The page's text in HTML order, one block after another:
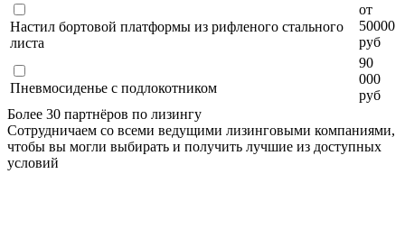
Настил бортовой платформы из рифленого стального
листа
от
50000
руб
Пневмосиденье с подлокотником
90
000
руб
Более 30 партнёров по лизингу
Сотрудничаем со всеми ведущими лизинговыми компаниями,
чтобы вы могли выбирать и получить лучшие из доступных
условий